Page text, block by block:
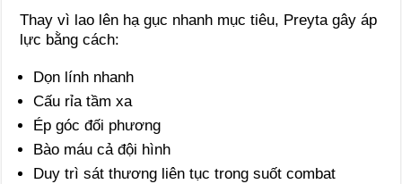
Thay vì lao lên hạ gục nhanh mục tiêu, Preyta gây áp
lực bằng cách:
Dọn lính nhanh
Cấu rỉa tầm xa
Ép góc đối phương
Bào máu cả đội hình
Duy trì sát thương liên tục trong suốt combat